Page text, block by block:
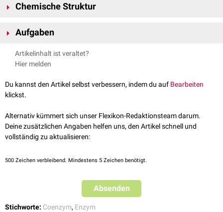
Chemische Struktur
beta-glykosidischan das C-Atom der
wiederum die peptidartige Verbindung Pantothenyl-beta-
aminoäthanthiol verestert ist.
Aufgaben
Die Funktion des Coenzym A besteht in der Übertragung von
Acylgruppen
Coenzym A ist damit am Abbau und - mit Einschränkungen - am Aufbau
der Fettsäuren beteiligt.
Verbindungen (z.B. in der Triglyceridbiosynthese) in der Regel ebenfalls
nach einer vorangehenden Aktivierung der Fettsäuren mittel Coenzym A
ab.
Artikelinhalt ist veraltet?
Hier melden
Du kannst den Artikel selbst verbessern, indem du auf Bearbeiten
klickst.
Alternativ kümmert sich unser Flexikon-Redaktionsteam darum.
Deine zusätzlichen Angaben helfen uns, den Artikel schnell und
vollständig zu aktualisieren:
500 Zeichen verbleibend. Mindestens 5 Zeichen benötigt.
Absenden
Stichworte: Coenzym, Enzym